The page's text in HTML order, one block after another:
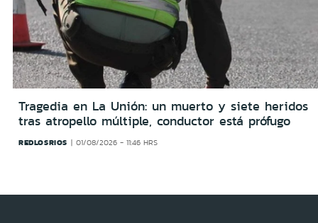
Tragedia en La Unión: un muerto y siete heridos
tras atropello múltiple, conductor está prófugo
REDLOSRIOS 01/08/2026 - 11:46 HRS